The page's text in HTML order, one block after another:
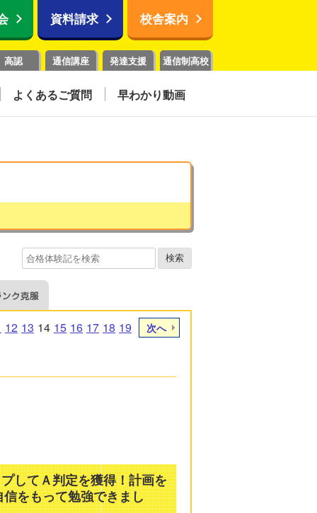
資料請求 校舎案内
高認 通信講座 発達支援 通信制高校
よくあるご質問 早わかり動画
12 13 14 15 16 17 18 19 次へ
してＡ判定を獲得！計画を
をもって勉強できまし